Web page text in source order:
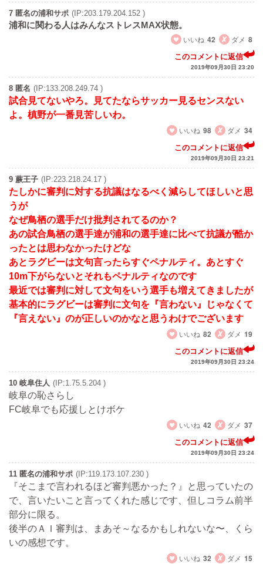
7 匿名の浦和サポ (IP:203.179.204.152 )
浦和に関わる人はみんなストレスMAX状態。
いいね 42 ダメ 8
このコメントに返信
2019年09月30日 23:20
8 匿名 (IP:133.208.249.74 )
試合見てないやろ。見てたならサッカー見るセンスない
よ。槙野が一番見苦しいわ。
いいね 98 ダメ 34
このコメントに返信
2019年09月30日 23:21
9 蕨王子 (IP:223.218.24.17 )
たしかに審判に対する抗議はなるべく減らしてほしいと思
うが
なぜ鳥栖の選手だけ批判されてるのか？
あの試合鳥栖の選手達が浦和の選手達に比べて抗議が酷か
ったとは思わなかったけどな
あとラグビーは文句言ったらすぐペナルティ。あとすぐ
10m下がらないとそれもペナルティなのです
最近では審判に対して文句をいう選手も増えてきましたが
基本的にラグビーは審判に文句を『言わない』じゃなくて
『言えない』のが正しいのかなと思うわけでございます
いいね 82 ダメ 19
このコメントに返信
2019年09月30日 23:24
10 岐阜住人 (IP:1.75.5.204 )
岐阜の恥さらし
FC岐阜でも応援しとけボケ
いいね 42 ダメ 37
このコメントに返信
2019年09月30日 23:24
11 匿名の浦和サポ (IP:119.173.107.230 )
『そこまで言われるほど審判悪かった？』と思っていたの
で、言いたいこと言ってくれた感じです、但しコラム前半
部分に限る。
後半のＡＩ審判は、まあそ～なるかもしれないな〜、くら
いの感想です。
いいね 32 ダメ 15